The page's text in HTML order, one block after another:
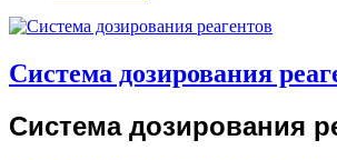
Система дозирования
Система дозирования